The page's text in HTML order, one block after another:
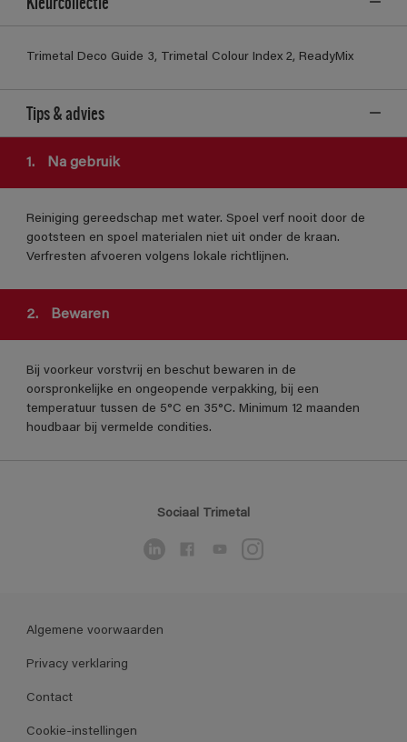
Trimetal Deco Guide 3, Trimetal Colour Index 2, ReadyMix
Tips & advies
1. Na gebruik
Reiniging gereedschap met water. Spoel verf nooit door de
gootsteen en spoel materialen niet uit onder de kraan.
Verfresten afvoeren volgens lokale richtlijnen.
2. Bewaren
Bij voorkeur vorstvrij en beschut bewaren in de
oorspronkelijke en ongeopende verpakking, bij een
temperatuur tussen de 5°C en 35°C. Minimum 12 maanden
houdbaar bij vermelde condities.
Sociaal Trimetal
Algemene voorwaarden
Privacy verklaring
Contact
Cookie-instellingen